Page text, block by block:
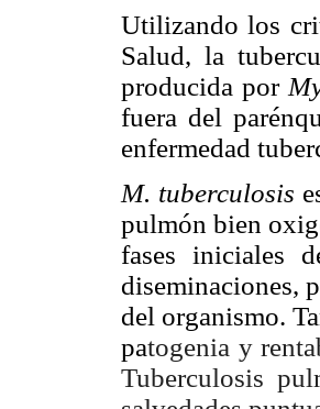
Utilizando los
Salud, la
producida por
fuera del
enfermedad
M. tuberculosis
pulmón bien
fases iniciales
diseminaciones,
del organismo.
patogenia y
Tuberculosis